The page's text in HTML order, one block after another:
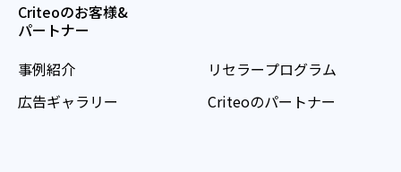
Criteoのお客様&
パートナー
事例紹介
広告ギャラリー
リセラープログラム
Criteoのパートナー